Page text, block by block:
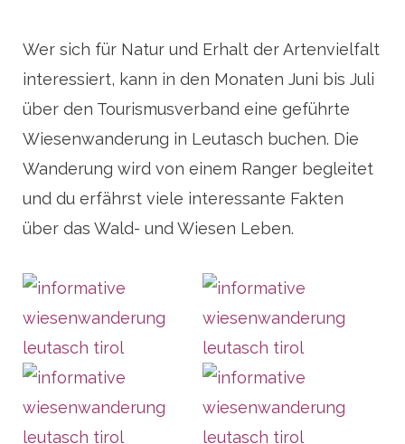
Wer sich für Natur und Erhalt der Artenvielfalt
interessiert, kann in den Monaten Juni bis Juli
über den Tourismusverband eine geführte
Wiesenwanderung in Leutasch buchen. Die
Wanderung wird von einem Ranger begleitet
und du erfährst viele interessante Fakten
über das Wald- und Wiesen Leben.